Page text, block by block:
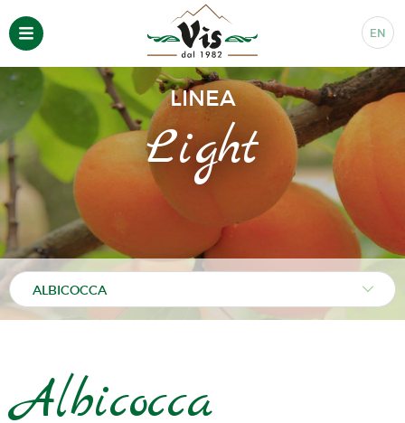
EN
LINEA
Light
Albicocca